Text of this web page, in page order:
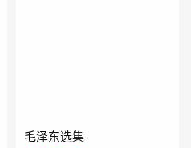
毛泽东选集